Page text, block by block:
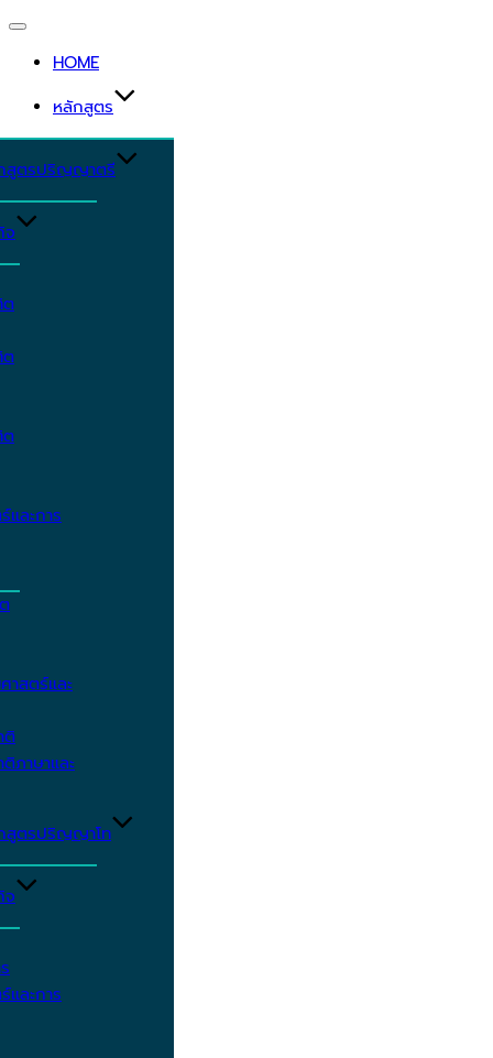
Toggle
navigation
HOME
หลักสูตร
สูตรปริญญาตรี
จ
ต
ต
ต
ละการ
สตร์และ
ติ
ภาษาและ
สูตรปริญญาโท
จ
ละการ